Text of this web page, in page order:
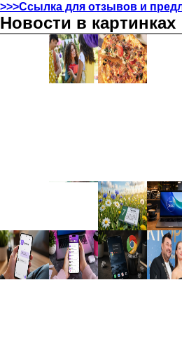
>>>Ссылка для отзывов и
Новости в картинках